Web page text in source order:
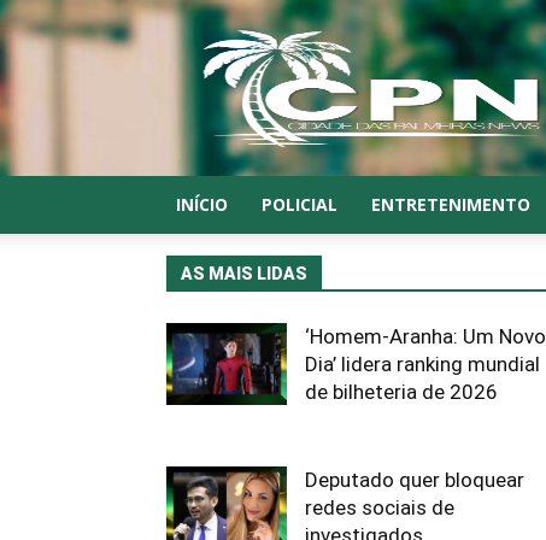
CPN
INÍCIO POLICIAL ENTRETENIMENTO
AS MAIS LIDAS
‘Homem-Aranha: Um Novo
Dia’ lidera ranking mundial
de bilheteria de 2026
Deputado quer bloquear
redes sociais de
investigados